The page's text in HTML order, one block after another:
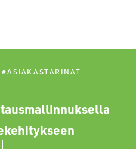
#ASIAKASTARINAT